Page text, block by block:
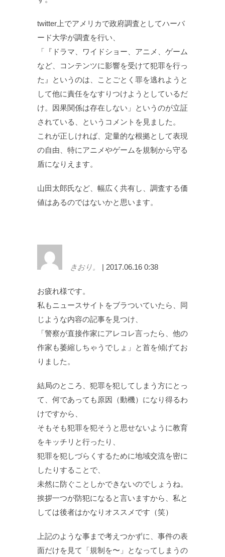
twitter上でアメリカで政府調査としてハーバ
ード大学が調査を行い、
「『ドラマ、ワイドショー、アニメ、ゲーム
など、コンテンツに影響を受けて犯罪を行っ
た』というのは、ことごとく罪を逃れようと
して他に責任をなすりつけようとしているだ
け。因果関係は存在しない」というのが立証
されている、というコメントを見ました。
これが正しければ、定量的な根拠として表現
の自由、特にアニメやゲームを規制から守る
盾になりえます。
山田太郎氏など、幅広く共有し、調査する価
値はあるのではないかと思います。
きおり。 | 2017.06.16 0:38
お疲れ様です。
私もニュースサイトをブラついていたら、同
じような内容の記事を見つけ、
「警察が直接作家にアレコレ言ったら、他の
作家も萎縮しちゃうでしょ」と首を傾げてお
りました。
結局のところ、犯罪を犯してしまう方にとっ
て、何であっても原因（動機）になり得るわ
けですから、
そもそも犯罪を犯そうと思せないように教育
をキッチリと行ったり、
犯罪を犯しづらくするために地域交流を密に
したりすることで、
未然に防ぐことしかできないのでしょうね。
挨拶一つが防犯になると言いますから、私と
しては後者はかなりオススメです（笑）
上記のような事まで考えつかずに、事件の表
面だけを見て「規制を〜」となってしまうの